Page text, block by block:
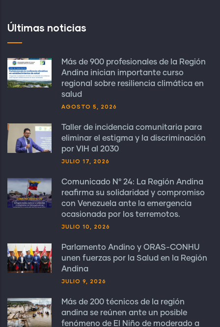
Últimas noticias
Más de 900 profesionales de la Región
Andina inician importante curso
regional sobre resiliencia climática en
salud
AGOSTO 5, 2026
Taller de incidencia comunitaria para
eliminar el estigma y la discriminación
por VIH al 2030
JULIO 17, 2026
Comunicado N° 24: La Región Andina
reafirma su solidaridad y compromiso
con Venezuela ante la emergencia
ocasionada por los terremotos.
JULIO 10, 2026
Parlamento Andino y ORAS-CONHU
unen fuerzas por la Salud en la Región
Andina
JULIO 9, 2026
Más de 200 técnicos de la región
andina se reúnen ante un posible
fenómeno de El Niño de moderado a